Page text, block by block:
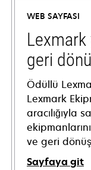
new
tab
WEB SAYFASI
Lexmark
geri
Ödüllü
Lexmark
aracılığıyla
ve geri
Sayfaya git